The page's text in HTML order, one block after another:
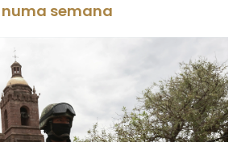
semana